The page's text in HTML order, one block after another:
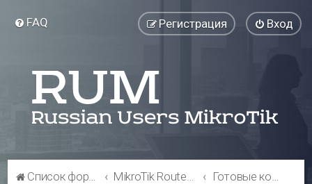
FAQ Вход
Регистрация
Список форумов MikroTik RouterOS Готовые конфигурации Mikrotik